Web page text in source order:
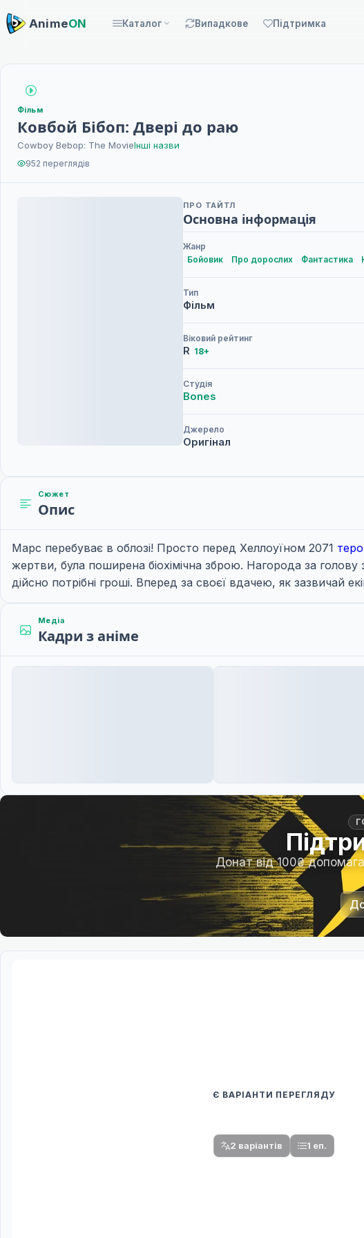
AnimeON Каталог Випадкове Підтримка
Фільм
Ковбой Бібоп: Двері до раю
Cowboy Bebop: The MovieІнші назви
952 переглядів
ПРО ТАЙТЛ
Основна інформація
Жанр
Бойовик
Про дорослих Фантастика
Тип
Фільм
Віковий рейтинг
R 18+
Студія
Bones
Джерело
Оригінал
Сюжет
Опис
Марс перебуває в облозі! Просто перед Хеллоуїном 2071
жертви, була поширена біохімічна зброю. Нагорода за
дійсно потрібні гроші. Вперед за своєї вдачею, як зазвичай
Медіа
Кадри з аніме
Донат від 100₴
Є ВАРІАНТИ ПЕРЕГЛЯДУ
2 варіантів 1 еп.